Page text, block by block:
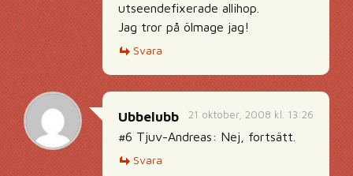
utseendefixerade allihop.
Jag tror på ölmage jag!
Svara
21 oktober, 2008 kl. 13:26
Ubbelubb
#6 Tjuv-Andreas: Nej, fortsätt.
Svara